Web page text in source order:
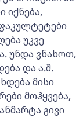
იქნება,
უკვე
უნდა ვნახოთ,
და ა.შ.
მისი
მოჰყვება,
გივი